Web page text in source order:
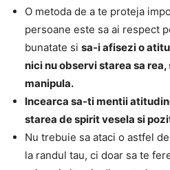
O metoda de a te proteja
persoane este sa ai respect
bunatate si sa-i afisezi o
nici nu observi starea sa rea,
manipula.
Incearca sa-ti mentii
starea de spirit vesela si
Nu trebuie sa ataci o astfel
la randul tau, ci doar sa te